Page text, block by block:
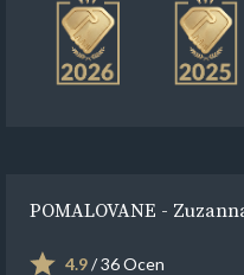
POMALOVANE -
4.9/ 36 Ocen